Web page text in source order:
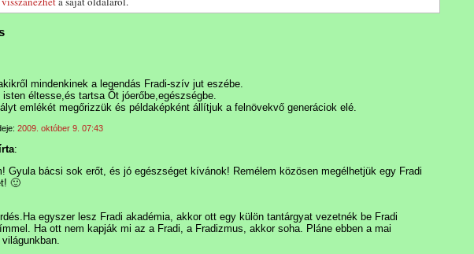
mindenkinek a legendás Fradi-szív jut eszébe.
éltesse,és tartsa Őt jóerőbe,egészségbe.
emlékét megőrizzük és példaképként állítjuk a felnövekvő generáciok elé.
2009. október 9. 07:43
:
Gyula bácsi sok erőt, és jó egészséget kívánok! Remélem közösen megélhetjük egy Fradi
🙂
egyszer lesz Fradi akadémia, akkor ott egy külön tantárgyat vezetnék be Fradi
Ha ott nem kapják mi az a Fradi, a Fradizmus, akkor soha. Pláne ebben a mai